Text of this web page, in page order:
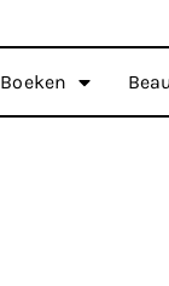
Boeken